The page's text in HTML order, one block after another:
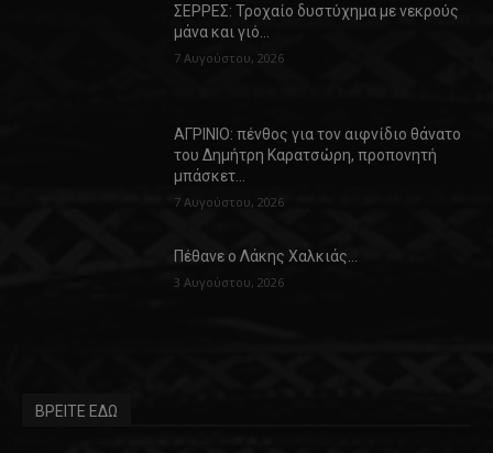
ΣΕΡΡΕΣ: Τροχαίο δυστύχημα με νεκρούς
μάνα και γιό…
7 Αυγούστου, 2026
ΑΓΡΙΝΙΟ: πένθος για τον αιφνίδιο θάνατο
του Δημήτρη Καρατσώρη, προπονητή
μπάσκετ…
7 Αυγούστου, 2026
Πέθανε ο Λάκης Χαλκιάς…
3 Αυγούστου, 2026
ΒΡΕΙΤΕ ΕΔΩ